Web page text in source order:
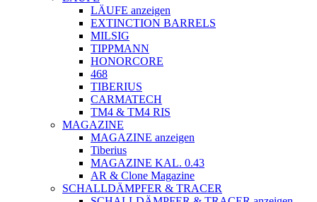
LÄUFE anzeigen
EXTINCTION BARRELS
MILSIG
TIPPMANN
HONORCORE
468
TIBERIUS
CARMATECH
TM4 & TM4 RIS
MAGAZINE
MAGAZINE anzeigen
Tiberius
MAGAZINE KAL. 0.43
AR & Clone Magazine
SCHALLDÄMPFER & TRACER